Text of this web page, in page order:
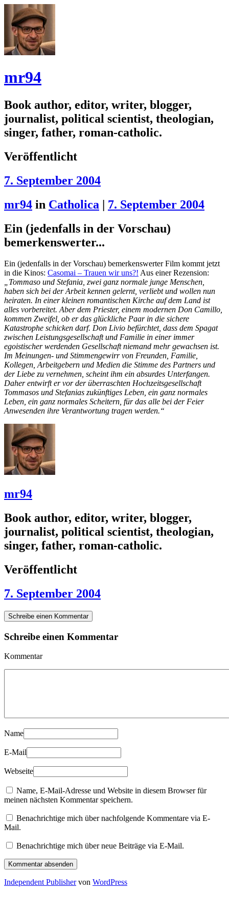
mr94
Book author, editor, writer, blogger,
journalist, political scientist, theologian,
singer, father, roman-catholic.
Veröffentlicht
7. September 2004
mr94 in Catholica | 7. September 2004
Ein (jedenfalls in der Vorschau)
bemerkenswerter...
Ein (jedenfalls in der Vorschau) bemerkenswerter Film kommt jetzt
in die Kinos: Casomai – Trauen wir uns?! Aus einer Rezension:
„Tommaso und Stefania, zwei ganz normale junge Menschen,
haben sich bei der Arbeit kennen gelernt, verliebt und wollen nun
heiraten. In einer kleinen romantischen Kirche auf dem Land ist
alles vorbereitet. Aber dem Priester, einem modernen Don Camillo,
kommen Zweifel, ob er das glückliche Paar in die sichere
Katastrophe schicken darf. Don Livio befürchtet, dass dem Spagat
zwischen Leistungsgesellschaft und Familie in einer immer
egoistischer werdenden Gesellschaft niemand mehr gewachsen ist.
Im Meinungen- und Stimmengewirr von Freunden, Familie,
Kollegen, Arbeitgebern und Medien die Stimme des Partners und
der Liebe zu vernehmen, scheint ihm ein absurdes Unterfangen.
Daher entwirft er vor der überraschten Hochzeitsgesellschaft
Tommasos und Stefanias zukünftiges Leben, ein ganz normales
Leben, ein ganz normales Scheitern, für das alle bei der Feier
Anwesenden ihre Verantwortung tragen werden.“
mr94
Book author, editor, writer, blogger,
journalist, political scientist, theologian,
singer, father, roman-catholic.
Veröffentlicht
7. September 2004
Schreibe einen Kommentar
Schreibe einen Kommentar
Kommentar
Name
E-Mail
Webseite
Name, E-Mail-Adresse und Website in diesem Browser für
meinen nächsten Kommentar speichern.
Benachrichtige mich über nachfolgende Kommentare via E-
Mail.
Benachrichtige mich über neue Beiträge via E-Mail.
Independent Publishervon WordPress